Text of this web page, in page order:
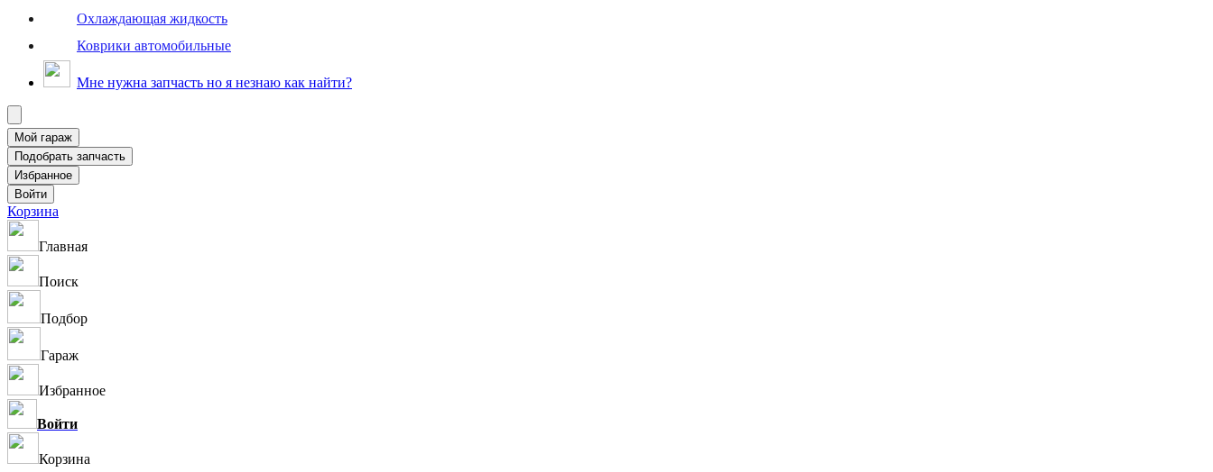
Охлаждающая жидкость
Коврики автомобильные
Мне нужна запчасть но я незнаю как найти?
Корзина
Главная
Поиск
Подбор
Гараж
Избранное
Войти
Корзина